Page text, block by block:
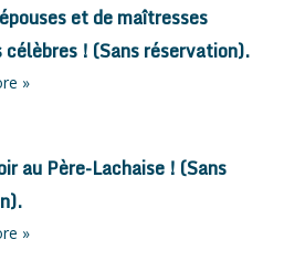
et de maîtresses
célèbres ! (Sans réservation).
»
au Père-Lachaise ! (Sans
»